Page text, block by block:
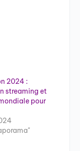
2024 :
streaming et
pour